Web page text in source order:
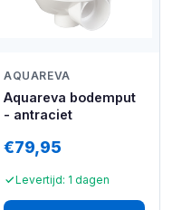
AQUAREVA
Aquareva bodemput
- antraciet
€79,95
Levertijd: 1 dagen